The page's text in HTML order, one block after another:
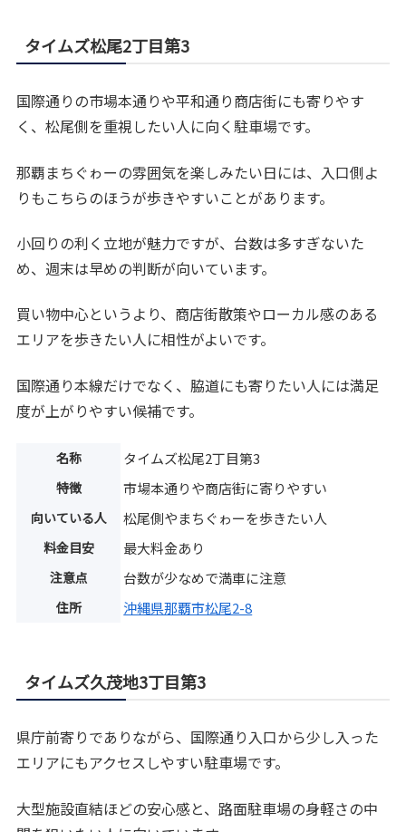
タイムズ松尾2丁目第3
国際通りの市場本通りや平和通り商店街にも寄りやす
く、松尾側を重視したい人に向く駐車場です。
那覇まちぐゎーの雰囲気を楽しみたい日には、入口側よ
りもこちらのほうが歩きやすいことがあります。
小回りの利く立地が魅力ですが、台数は多すぎないた
め、週末は早めの判断が向いています。
買い物中心というより、商店街散策やローカル感のある
エリアを歩きたい人に相性がよいです。
国際通り本線だけでなく、脇道にも寄りたい人には満足
度が上がりやすい候補です。
名称 タイムズ松尾2丁目第3
特徴 市場本通りや商店街に寄りやすい
向いている人 松尾側やまちぐゎーを歩きたい人
料金目安 最大料金あり
注意点 台数が少なめで満車に注意
住所 沖縄県那覇市松尾2-8
タイムズ久茂地3丁目第3
県庁前寄りでありながら、国際通り入口から少し入った
エリアにもアクセスしやすい駐車場です。
大型施設直結ほどの安心感と、路面駐車場の身軽さの中